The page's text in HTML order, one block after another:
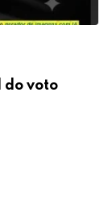
do voto